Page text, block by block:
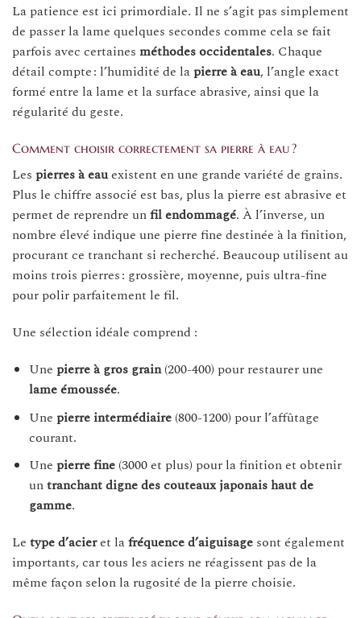
La patience est ici primordiale. Il ne s’agit pas simplement
de passer la lame quelques secondes comme cela se fait
parfois avec certaines méthodes occidentales. Chaque
détail compte : l’humidité de la pierre à eau, l’angle exact
formé entre la lame et la surface abrasive, ainsi que la
régularité du geste.
Comment choisir correctement sa pierre à eau ?
Les pierres à eauexistent en une grande variété de grains.
Plus le chiffre associé est bas, plus la pierre est abrasive et
permet de reprendre unfil endommagé. À l’inverse, un
nombre élevé indique une pierre fine destinée à la finition,
procurant ce tranchant si recherché. Beaucoup utilisent au
moins trois pierres : grossière, moyenne, puis ultra-fine
pour polir parfaitement le fil.
Une sélection idéale comprend :
Une pierre à gros grain(200-400) pour restaurer une
lame émoussée.
Une pierre intermédiaire(800-1200) pour l’affûtage
courant.
Une pierre fine(3000 et plus) pour la finition et obtenir
untranchant digne des couteaux japonais haut de
gamme.
Le type d’acieret lafréquence d’aiguisage sont également
importants, car tous les aciers ne réagissent pas de la
même façon selon la rugosité de la pierre choisie.